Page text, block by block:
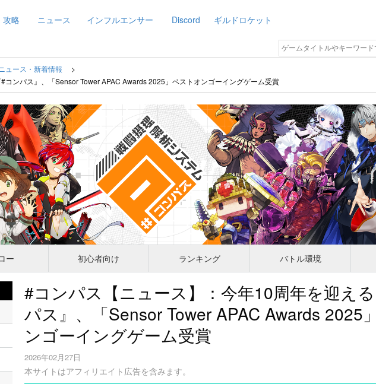
攻略 ニュース インフルエンサー Discord ギルドロケット
ニュース・新着情報
ンパス』、「Sensor Tower APAC Awards 2025」ベストオンゴーイングゲーム受賞
ー 初心者向け ランキング バトル環境
#コンパス【ニュース】：今年10周年を迎え
パス』、「Sensor Tower APAC Awards 2025
ンゴーイングゲーム受賞
2026年02月27日
本サイトはアフィリエイト広告を含みます。